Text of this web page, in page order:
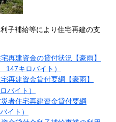
子補給等により住宅再建の支
再建資金の貸付状況【豪雨】
147キロバイト）
再建資金貸付要綱【豪雨】
バイト）
者住宅再建資金貸付要綱
イト）